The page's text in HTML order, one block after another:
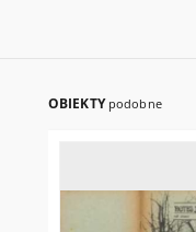
OBIEKTY podobne